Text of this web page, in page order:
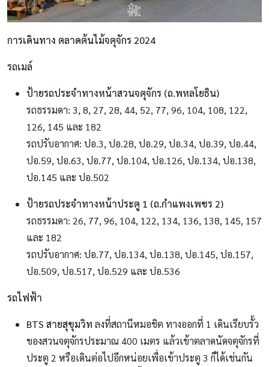
การเดินทาง ตลาดต้นไม้จตุจักร 2024
รถเมล์
ป้ายรถประจำทางหน้าสวนจตุจักร (ถ.พหลโยธิน)
รถธรรมดา: 3, 8, 27, 28, 44, 52, 77, 96, 104, 108, 122,
126, 145 และ 182
รถปรับอากาศ: ปอ.3, ปอ.28, ปอ.29, ปอ.34, ปอ.39, ปอ.44,
ปอ.59, ปอ.63, ปอ.77, ปอ.104, ปอ.126, ปอ.134, ปอ.138,
ปอ.145 และ ปอ.502
ป้ายรถประจำทางหน้าประตู 1 (ถ.กำแพงเพชร 2)
รถธรรมดา: 26, 77, 96, 104, 122, 134, 136, 138, 145, 157
และ 182
รถปรับอากาศ: ปอ.77, ปอ.134, ปอ.138, ปอ.145, ปอ.157,
ปอ.509, ปอ.517, ปอ.529 และ ปอ.536
รถไฟฟ้า
BTS สายสุขุมวิท ลงที่สถานีหมอชิต ทางออกที่ 1 เดินเรียบรั้ว
ของสวนจตุจักรประมาณ 400 เมตร แล้วเข้าตลาดนัดจตุจักรที่
ประตู 2 หรือเดินต่อไปอีกหน่อยเพื่อเข้าประตู 3 ก็ได้เช่นกัน